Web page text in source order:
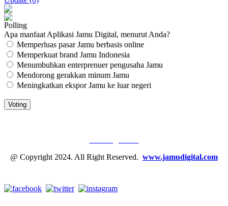
Polling
Apa manfaat Aplikasi Jamu Digital, menurut Anda?
Memperluas pasar Jamu berbasis online
Memperkuat brand Jamu Indonesia
Menumbuhkan enterprenuer pengusaha Jamu
Mendorong gerakkan minum Jamu
Meningkatkan ekspor Jamu ke luar negeri
@ Copyright 2024. All Right Reserved. www.jamudigital.com